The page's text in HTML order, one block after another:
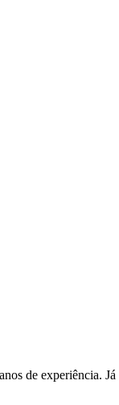
de experiência.